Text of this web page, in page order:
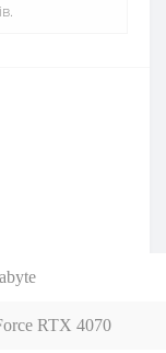
RTX 4070